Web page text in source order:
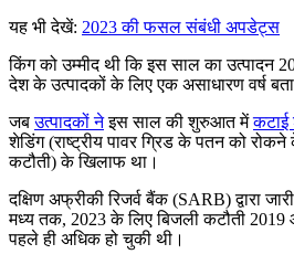
यह भी देखें: 2023 की फसल संबंधी अपडेट्स
किंग को उम्मीद थी कि इस साल का उत्पादन
देश के उत्पादकों के लिए एक असाधारण वर्ष
जबउत्पादकों नेइस साल की शुरुआत में
शेडिंग (राष्ट्रीय पावर ग्रिड के पतन को
कटौती) के खिलाफ था।
दक्षिण अफ्रीकी रिजर्व बैंक (SARB) द्वारा
मध्य तक, 2023 के लिए बिजली कटौती
पहले ही अधिक हो चुकी थी।